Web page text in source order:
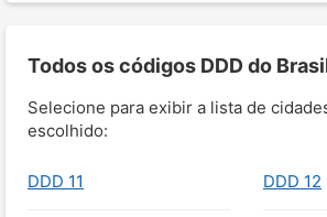
Todos os códigos DDD do
Selecione para exibir a lista de
escolhido:
DDD 11 DDD 12